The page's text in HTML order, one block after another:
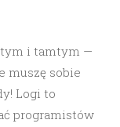
tym i tamtym —
muszę sobie
Logi to
programistów